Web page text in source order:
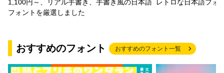
1,100円～、リアル手書き、手書き風の日本語
フォントを厳選しました
レトロな日本語フォ
おすすめのフォント おすすめのフォント一覧